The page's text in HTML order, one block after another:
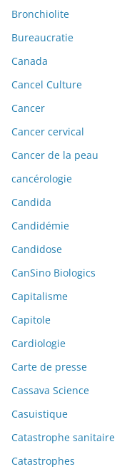
Bronchiolite
Bureaucratie
Canada
Cancel Culture
Cancer
Cancer cervical
Cancer de la peau
cancérologie
Candida
Candidémie
Candidose
CanSino Biologics
Capitalisme
Capitole
Cardiologie
Carte de presse
Cassava Science
Casuistique
Catastrophe sanitaire
Catastrophes